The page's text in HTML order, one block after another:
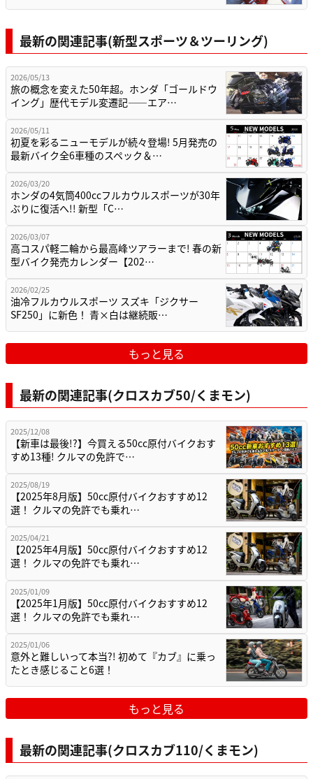
最新の関連記事(新型スポーツ＆ツーリング)
2026/05/13
旅の概念を変えた50年超。ホンダ「ゴールドウ
イング」歴代モデル変遷記——エア…
2026/05/11
初夏を彩るニューモデルが続々登場! 5月発売の
最新バイク全6車種のスペック＆…
2026/03/20
ホンダの4気筒400ccフルカウルスポーツが30年
ぶりに復活へ!! 新型「C…
2026/03/07
高コスパ軽二輪から最高峰ツアラーまで! 春の新
型バイク発売カレンダー【202…
2026/02/25
油冷フルカウルスポーツ スズキ「ジクサー
SF250」に新色！ 青×白は継続販…
もっと見る
最新の関連記事(クロスカブ50/くまモン)
2025/12/08
【新車は最後!?】今買える50cc原付バイクおす
すめ13種! クルマの免許で…
2025/08/19
【2025年8月版】50cc原付バイクおすすめ12
選！ クルマの免許でも乗れ…
2025/04/21
【2025年4月版】50cc原付バイクおすすめ12
選！ クルマの免許でも乗れ…
2025/01/09
【2025年1月版】50cc原付バイクおすすめ12
選！ クルマの免許でも乗れ…
2025/01/06
意外と難しいって本当?! 初めて『カブ』に乗っ
たとき感じること6選！
もっと見る
最新の関連記事(クロスカブ110/くまモン)